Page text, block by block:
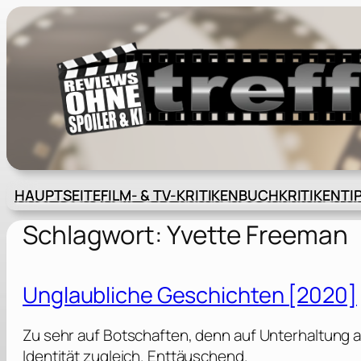
Zum
Inhalt
springen
HAUPTSEITEFILM- & TV-KRITIKENBUCHKRITIKEN
Schlagwort:Yvette Freeman
Unglaubliche Geschichten [2020]
Zu sehr auf Botschaften, denn auf Unterhaltung
Identität zugleich. Enttäuschend.